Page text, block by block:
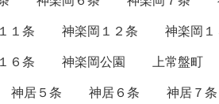
１条 神楽岡１２条 神楽岡１
６条 神楽岡公園 上常盤町
神居５条 神居６条 神居７条